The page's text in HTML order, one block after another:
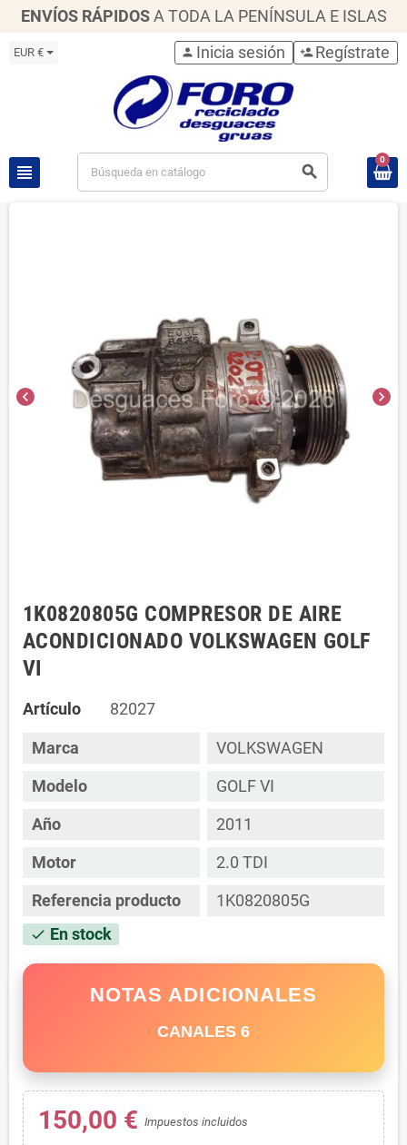
ENVÍOS RÁPIDOS A TODA LA PENÍNSULA E ISLAS
EUR €
view_headline search
person Inicia sesión person_add Regístrate
0
chevron_left chevron_right
1K0820805G COMPRESOR DE AIRE
ACONDICIONADO VOLKSWAGEN GOLF
VI
Artículo 82027
Marca
VOLKSWAGEN
Modelo
GOLF VI
Año
2011
Motor
2.0 TDI
Referencia producto
1K0820805G
check En stock
NOTAS ADICIONALES
CANALES 6
150,00 € Impuestos incluidos